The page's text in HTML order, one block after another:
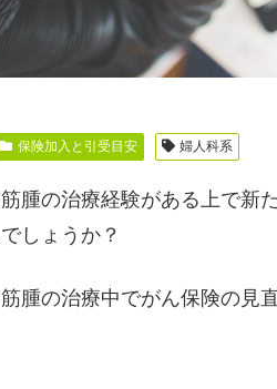
保険加入と引受目安 婦人科系
腫の治療経験がある上で新
しょうか？
腫の治療中でがん保険の見